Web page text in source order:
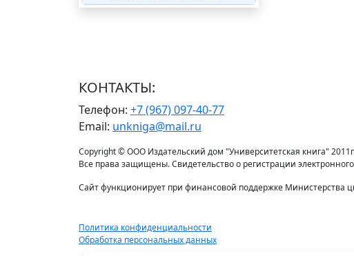
КОНТАКТЫ:
Телефон: +7 (967) 097-40-77
Email: unkniga@mail.ru
Copyright © ООО Издательский дом "Университетская книга"
Все права защищены. Свидетельство о регистрации
Сайт функционирует при финансовой поддержке Министерства
Политика конфиденциальности
Обработка персональных данных